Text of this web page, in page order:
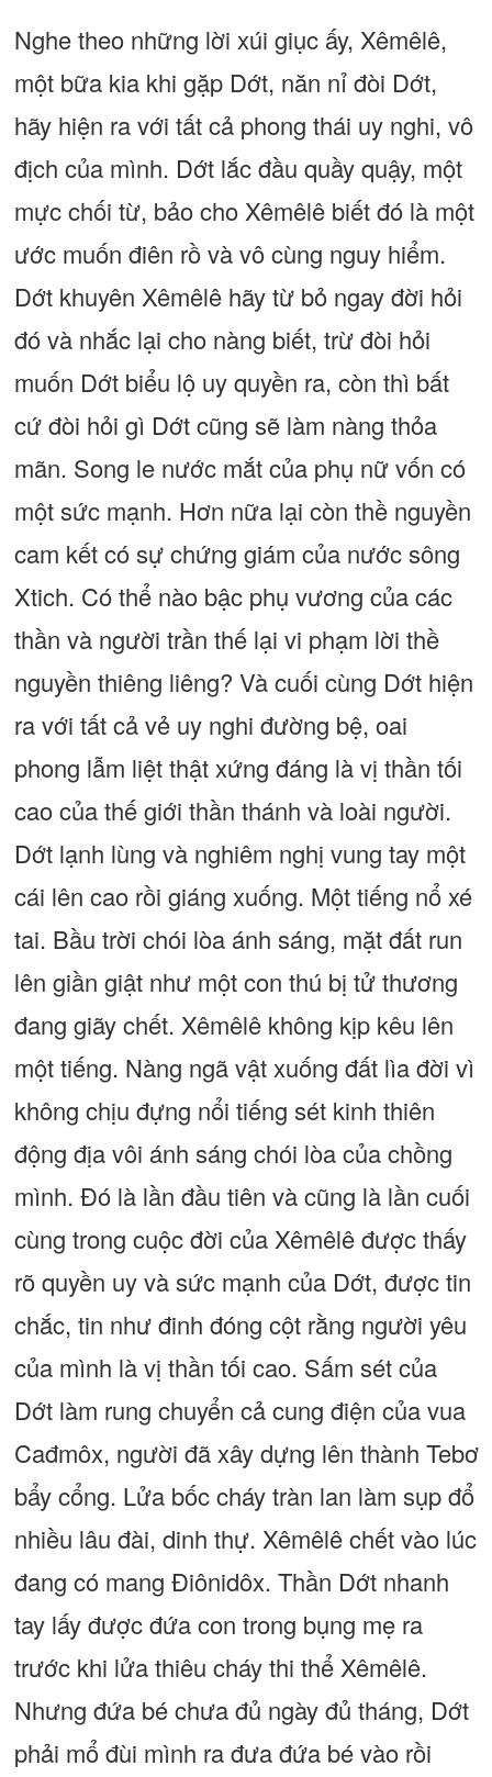
Nghe theo những lời xúi giục ấy, Xêmêlê,
một bữa kia khi gặp Dớt, năn nỉ đòi Dớt,
hãy hiện ra với tất cả phong thái uy nghi, vô
địch của mình. Dớt lắc đầu quầy quậy, một
mực chối từ, bảo cho Xêmêlê biết đó là một
ước muốn điên rồ và vô cùng nguy hiểm.
Dớt khuyên Xêmêlê hãy từ bỏ ngay đời hỏi
đó và nhắc lại cho nàng biết, trừ đòi hỏi
muốn Dớt biểu lộ uy quyền ra, còn thì bất
cứ đòi hỏi gì Dớt cũng sẽ làm nàng thỏa
mãn. Song le nước mắt của phụ nữ vốn có
một sức mạnh. Hơn nữa lại còn thề nguyền
cam kết có sự chứng giám của nước sông
Xtich. Có thể nào bậc phụ vương của các
thần và người trần thế lại vi phạm lời thề
nguyền thiêng liêng? Và cuối cùng Dớt hiện
ra với tất cả vẻ uy nghi đường bệ, oai
phong lẫm liệt thật xứng đáng là vị thần tối
cao của thế giới thần thánh và loài người.
Dớt lạnh lùng và nghiêm nghị vung tay một
cái lên cao rồi giáng xuống. Một tiếng nổ xé
tai. Bầu trời chói lòa ánh sáng, mặt đất run
lên giần giật như một con thú bị tử thương
đang giãy chết. Xêmêlê không kịp kêu lên
một tiếng. Nàng ngã vật xuống đất lìa đời vì
không chịu đựng nổi tiếng sét kinh thiên
động địa vôi ánh sáng chói lòa của chồng
mình. Đó là lần đầu tiên và cũng là lần cuối
cùng trong cuộc đời của Xêmêlê được thấy
rõ quyền uy và sức mạnh của Dớt, được tin
chắc, tin như đinh đóng cột rằng người yêu
của mình là vị thần tối cao. Sấm sét của
Dớt làm rung chuyển cả cung điện của vua
Cađmôx, người đã xây dựng lên thành Tebơ
bẩy cổng. Lửa bốc cháy tràn lan làm sụp đổ
nhiều lâu đài, dinh thự. Xêmêlê chết vào lúc
đang có mang Điônidôx. Thần Dớt nhanh
tay lấy được đứa con trong bụng mẹ ra
trước khi lửa thiêu cháy thi thể Xêmêlê.
Nhưng đứa bé chưa đủ ngày đủ tháng, Dớt
phải mổ đùi mình ra đưa đứa bé vào rồi